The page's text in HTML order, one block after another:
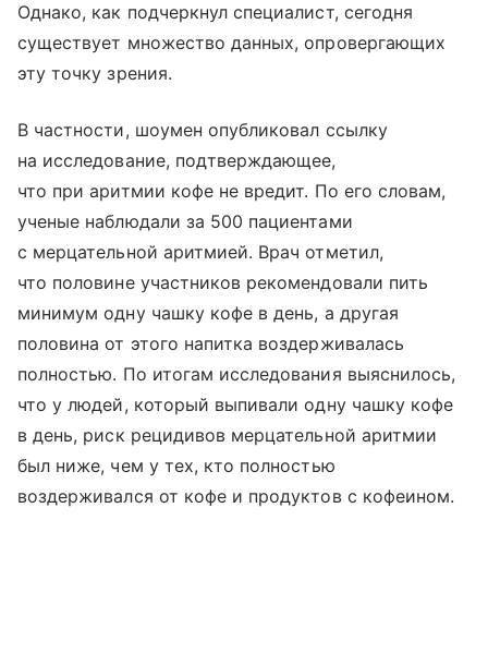
Однако, как подчеркнул специалист, сегодня
существует множество данных, опровергающих
эту точку зрения.
В частности, шоумен опубликовал ссылку
на исследование, подтверждающее,
что при аритмии кофе не вредит. По его словам,
ученые наблюдали за 500 пациентами
с мерцательной аритмией. Врач отметил,
что половине участников рекомендовали пить
минимум одну чашку кофе в день, а другая
половина от этого напитка воздерживалась
полностью. По итогам исследования выяснилось,
что у людей, который выпивали одну чашку кофе
в день, риск рецидивов мерцательной аритмии
был ниже, чем у тех, кто полностью
воздерживался от кофе и продуктов с кофеином.